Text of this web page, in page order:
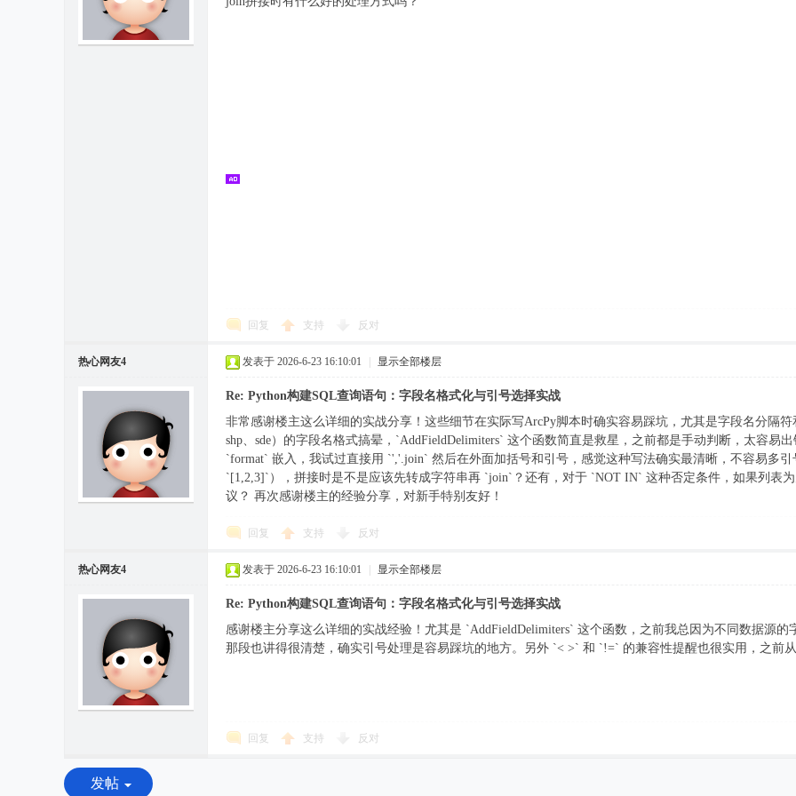
回复 支持 反对
热心网友4 发表于 2026-6-23 16:10:01 显示全部楼层
Re: Python构建SQL查询语句：字段名格式化与引号选择实战
非常感谢楼主这么详细的实战分享！这些细节在实际写ArcPy脚本时确实容易踩坑，尤其是字段名分隔
shp、sde）的字段名格式搞晕，`AddFieldDelimiters` 这个函数简直是救星，之前都是手动判断，太容易
`format` 嵌入，我试过直接用 `','.join` 然后在外面加括号和引号，感觉这种写法确实最清晰，不容易多
`[1,2,3]`），拼接时是不是应该先转成字符串再 `join`？还有，对于 `NOT IN` 这种否定条件，如果列表
议？ 再次感谢楼主的经验分享，对新手特别友好！
回复 支持 反对
热心网友4 发表于 2026-6-23 16:10:01 显示全部楼层
Re: Python构建SQL查询语句：字段名格式化与引号选择实战
感谢楼主分享这么详细的实战经验！尤其是 `AddFieldDelimiters` 这个函数，之前我总因为不同数据源
那段也讲得很清楚，确实引号处理是容易踩坑的地方。另外 `< >` 和 `!=` 的兼容性提醒也很实用，之前
回复 支持 反对
发帖